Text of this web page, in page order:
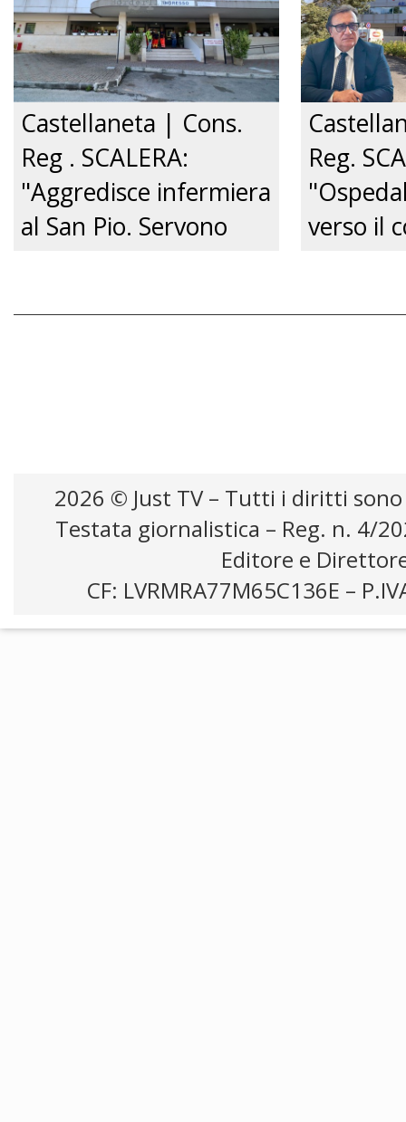
Castellaneta | Cons.
Reg . SCALERA:
"Aggredisce infermiera
al San Pio. Servono
Reg.
verso il
2026 © Just TV – Tutti i diritti
Testata giornalistica – Reg. n. 4/
Editore e
CF: LVRMRA77M65C136E –